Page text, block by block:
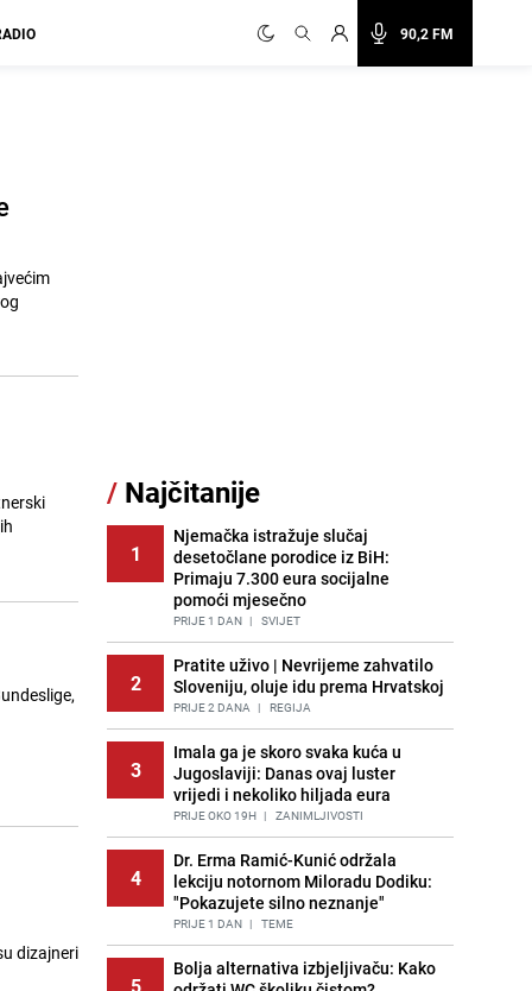
90,2 FM
dizajneri
/ Najčitanije
1
Njemačka istražuje slučaj
desetočlane porodice iz BiH:
Primaju 7.300 eura socijalne
pomoći mjesečno
PRIJE 1 DAN | SVIJET
2
Pratite uživo | Nevrijeme zahvatilo
Sloveniju, oluje idu prema Hrvatskoj
PRIJE 2 DANA | REGIJA
3
Imala ga je skoro svaka kuća u
Jugoslaviji: Danas ovaj luster
vrijedi i nekoliko hiljada eura
PRIJE OKO 19H | ZANIMLJIVOSTI
4
Dr. Erma Ramić-Kunić održala
lekciju notornom Miloradu Dodiku:
"Pokazujete silno neznanje"
PRIJE 1 DAN | TEME
Bolja alternativa izbjeljivaču: Kako